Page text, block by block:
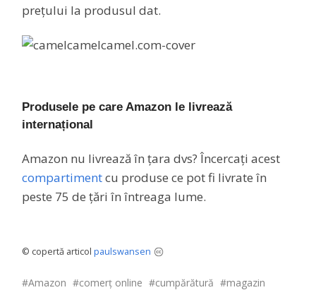
prețului la produsul dat.
Produsele pe care Amazon le livrează
internațional
Amazon nu livrează în țara dvs? Încercați acest
compartimentcu produse ce pot fi livrate în
peste 75 de țări în întreaga lume.
© copertă articolpaulswansen
Amazon comerț online cumpărătură
magazin